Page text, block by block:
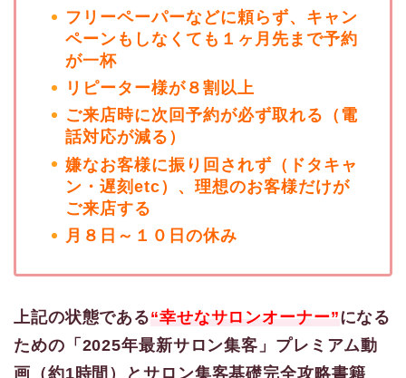
フリーペーパーなどに頼らず、キャン
ペーンもしなくても１ヶ月先まで予約
が一杯
リピーター様が８割以上
ご来店時に次回予約が必ず取れる（電
話対応が減る）
嫌なお客様に振り回されず（ドタキャ
ン・遅刻etc）、理想のお客様だけが
ご来店する
月８日～１０日の休み
上記の状態である“幸せなサロンオーナー”になる
ための「2025年最新サロン集客」プレミアム動
画（約1時間）とサロン集客基礎完全攻略書籍